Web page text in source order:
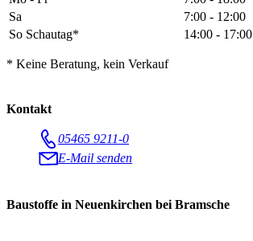
Sa
7:00 - 12:00
So Schautag*
14:00 - 17:00
* Keine Beratung, kein Verkauf
Kontakt
05465 9211-0
E-Mail senden
Baustoffe in Neuenkirchen bei Bramsche